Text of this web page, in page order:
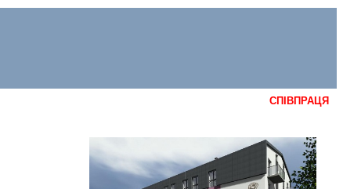
СПІВПРАЦЯ